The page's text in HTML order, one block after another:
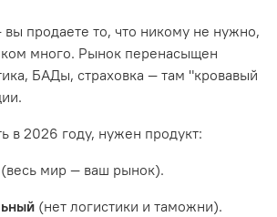
вы продаете то, что никому не нужно,
много. Рынок перенасыщен
БАДы, страховка — там "кровавый
в 2026 году, нужен продукт:
(весь мир — ваш рынок).
(нет логистики и таможни).